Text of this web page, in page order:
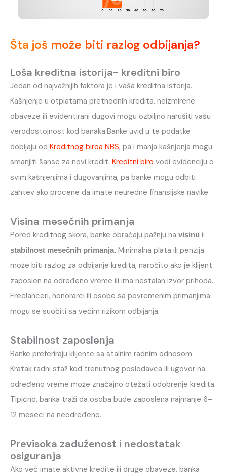
Šta još može biti razlog odbijanja?
Loša kreditna istorija- kreditni biro
Jedan od najvažnijih faktora je i vaša kreditna istorija.
Kašnjenje u otplatama prethodnih kredita, neizmirene
obaveze ili evidentirani dugovi mogu ozbiljno narušiti vašu
verodostojnost kod banaka.Banke uvid u te podatke
dobijaju od Kreditnog biroa NBS, pa i manja kašnjenja mogu
smanjiti šanse za novi kredit. Kreditni biro vodi evidenciju o
svim kašnjenjima i dugovanjima, pa banke mogu odbiti
zahtev ako procene da imate neuredne finansijske navike.
Visina mesečnih primanja
Pored kreditnog skora, banke obraćaju pažnju na visinu i
stabilnost mesečnih primanja. Minimalna plata ili penzija
može biti razlog za odbijanje kredita, naročito ako je klijent
zaposlen na određeno vreme ili ima nestalan izvor prihoda.
Freelanceri, honorarci ili osobe sa povremenim primanjima
mogu se suočiti sa većim rizikom odbijanja.
Stabilnost zaposlenja
Banke preferiraju klijente sa stalnim radnim odnosom.
Kratak radni staž kod trenutnog poslodavca ili ugovor na
određeno vreme može značajno otežati odobrenje kredita.
Tipično, banka traži da osoba bude zaposlena najmanje 6–
12 meseci na neodređeno.
Previsoka zaduženost i nedostatak
osiguranja
Ako već imate aktivne kredite ili druge obaveze, banka